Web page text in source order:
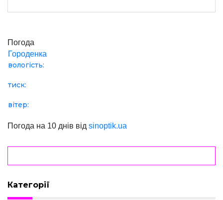
Погода
Городенка
вологість:
тиск:
вітер:
Погода на 10 днів від sinoptik.ua
Категорії